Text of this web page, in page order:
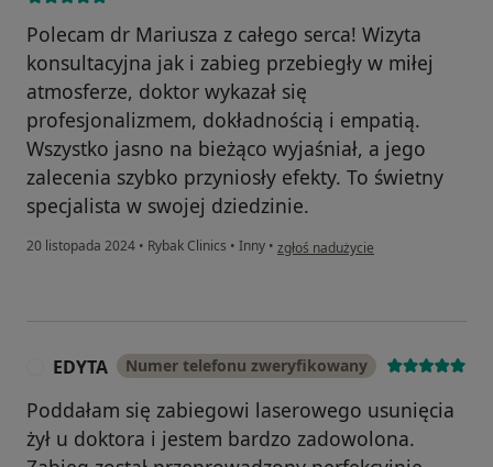
Polecam dr Mariusza z całego serca! Wizyta
konsultacyjna jak i zabieg przebiegły w miłej
atmosferze, doktor wykazał się
profesjonalizmem, dokładnością i empatią.
Wszystko jasno na bieżąco wyjaśniał, a jego
zalecenia szybko przyniosły efekty. To świetny
specjalista w swojej dziedzinie.
20 listopada 2024 • Rybak Clinics • Inny • w opinii użytkownika Aleksandra
zgłoś nadużycie
EDYTA Numer telefonu zweryfikowany
Poddałam się zabiegowi laserowego usunięcia
żył u doktora i jestem bardzo zadowolona.